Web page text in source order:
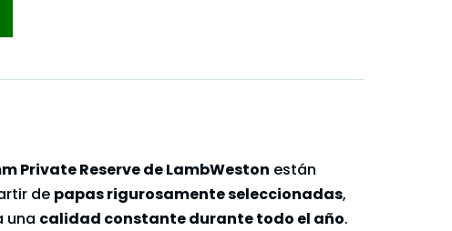
Private Reserve de LambWeston están
de papas rigurosamente seleccionadas,
una calidad constante durante todo el año.